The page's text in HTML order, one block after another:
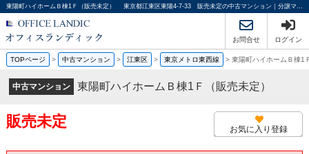
東陽町ハイホームＢ棟1Ｆ（販売未定） 東京都江東区東陽4-7-33 販売未定の中古マンション｜分譲マンション情報｜オフィスランディック株式会社
お問合せ ログイン
TOPページ > 中古マンション > 江東区 > 東京メトロ東西線 > 東陽町ハイホームＢ棟
中古マンション 東陽町ハイホームＢ棟1Ｆ（販売未定）
販売未定 お気に入り登録